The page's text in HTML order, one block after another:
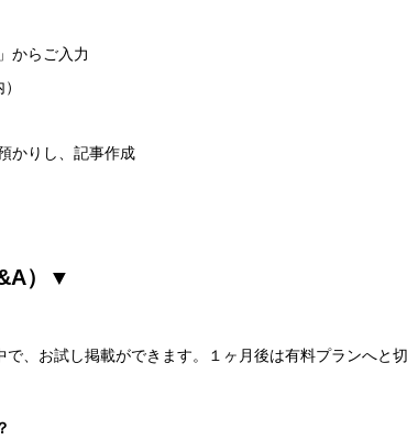
からご入力
かりし、記事作成
）▼
、お試し掲載ができます。１ヶ月後は有料プランへと切